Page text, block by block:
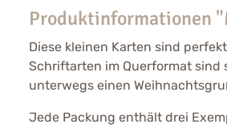
Produktinformationen
Diese kleinen Karten sind
Schriftarten im Querformat sind
unterwegs einen
Jede Packung enthält drei